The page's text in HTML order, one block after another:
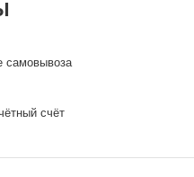
самовывоза
счёт